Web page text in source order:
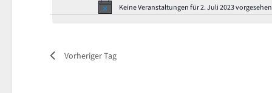
Keine Veranstaltungen für 2. Juli 2023
Vorheriger Tag